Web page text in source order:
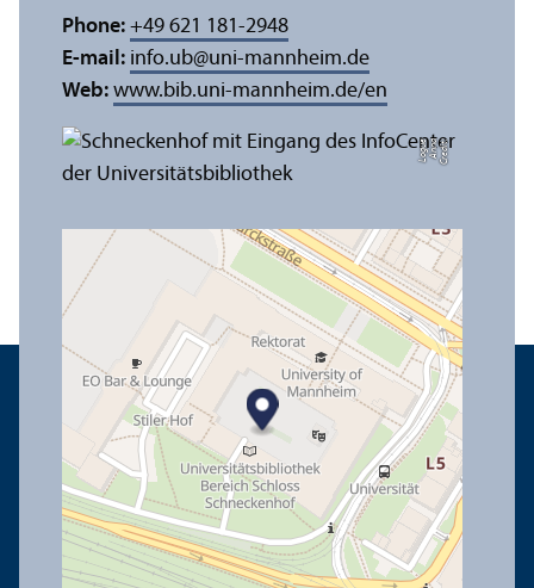
C
r
e
di
t:
A
n
n
a
L
o
g
u
e
Phone: +49 621 181-2948
E-mail: info.ub@uni-mannheim.de
Web: www.bib.uni-mannheim.de/en